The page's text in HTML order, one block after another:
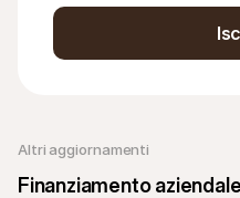
Altri aggiornamenti
Finanziamento